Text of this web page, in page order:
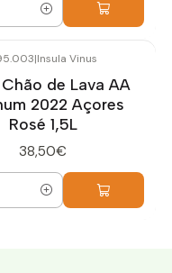
|Insula Vinus
de Lava AA
2022 Açores
Rosé 1,5L
38,50€